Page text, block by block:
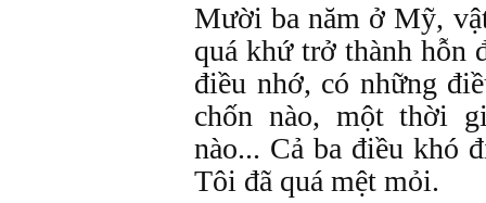
Mười ba năm ở Mỹ,
quá khứ trở thành hỗn
điều nhớ, có những
chốn nào, một thời
nào... Cả ba điều khó
Tôi đã quá mệt mỏi.